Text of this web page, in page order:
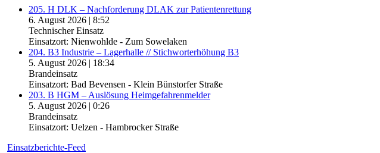
205. H DLK – Nachforderung DLAK zur Patientenrettung
6. August 2026 | 8:52
Technischer Einsatz
Einsatzort: Nienwohlde - Zum Sowelaken
204. B3 Industrie – Lagerhalle // Stichworterhöhung B3
5. August 2026 | 18:34
Brandeinsatz
Einsatzort: Bad Bevensen - Klein Bünstorfer Straße
203. B HGM – Auslösung Heimgefahrenmelder
5. August 2026 | 0:26
Brandeinsatz
Einsatzort: Uelzen - Hambrocker Straße
Einsatzberichte-Feed